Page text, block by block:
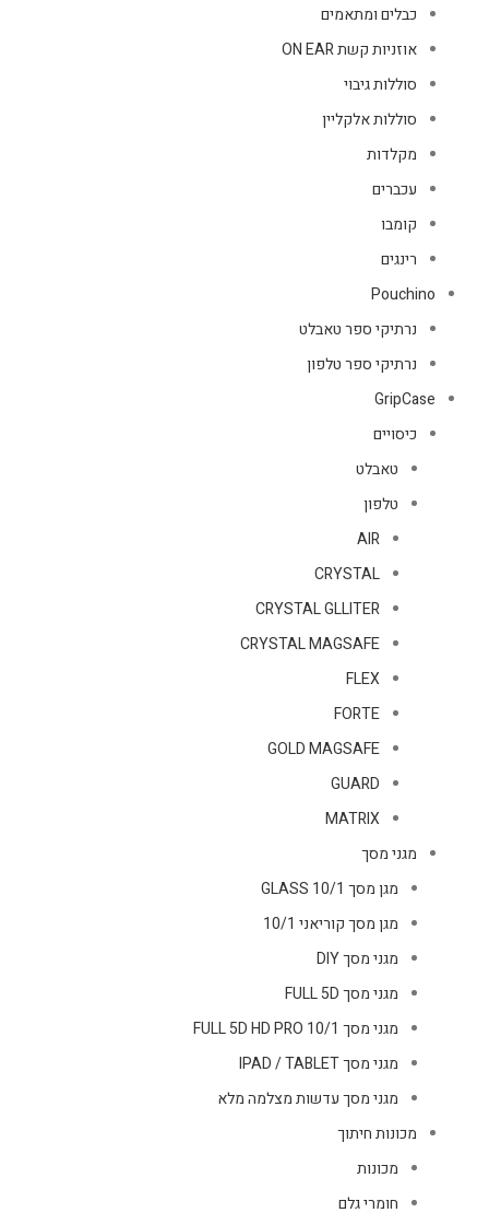
כבלים ומתאמים
אוזניות קשת ON EAR
סוללות גיבוי
סוללות אלקליין
מקלדות
עכברים
קומבו
רינגים
Pouchino
נרתיקי ספר טאבלט
נרתיקי ספר טלפון
GripCase
כיסויים
טאבלט
טלפון
AIR
CRYSTAL
CRYSTAL GLLITER
CRYSTAL MAGSAFE
FLEX
FORTE
GOLD MAGSAFE
GUARD
MATRIX
מגני מסך
מגן מסך GLASS 10/1
מגן מסך קוריאני 10/1
מגני מסך DIY
מגני מסך FULL 5D
מגני מסך FULL 5D HD PRO 10/1
מגני מסך IPAD / TABLET
מגני מסך עדשות מצלמה מלא
מכונות חיתוך
מכונות
חומרי גלם